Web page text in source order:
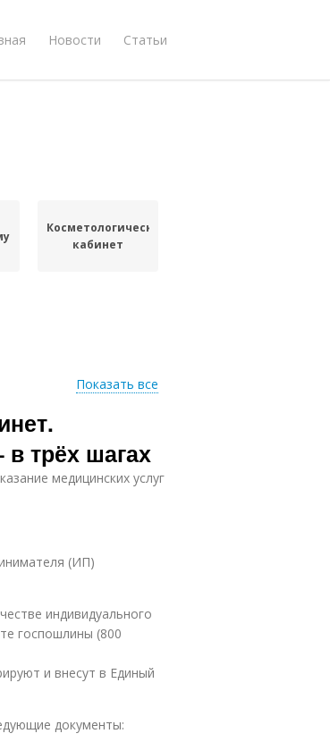
Новости Статьи
Косметологический
кабинет
Показать все
трёх шагах
медицинских услуг
(ИП)
индивидуального
госпошлины (800
и внесут в Единый
документы: